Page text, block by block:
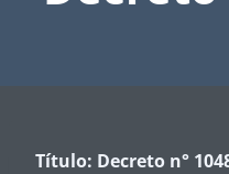
Título: Decreto n°